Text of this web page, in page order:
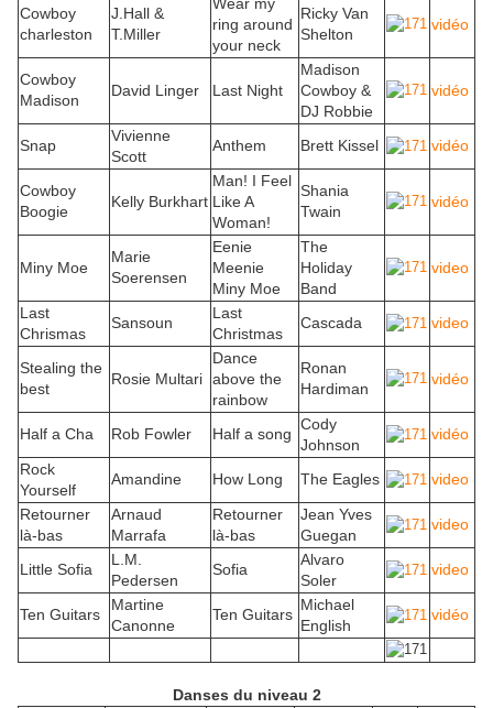
Cowboy
charleston
J.Hall &
T.Miller
ring around
your neck
Ricky Van
Shelton
vidéo
Cowboy
Madison
David Linger Last Night
Madison
Cowboy &
DJ Robbie
vidéo
Snap
Vivienne
Scott
Anthem Brett Kissel vidéo
Cowboy
Boogie
Kelly Burkhart
Man! I Feel
Like A
Woman!
Shania
Twain
vidéo
Miny Moe
Marie
Soerensen
Eenie
Meenie
Miny Moe
The
Holiday
Band
video
Last
Chrismas
Sansoun
Last
Christmas
Cascada video
Stealing the
best
Rosie Multari
Dance
above the
rainbow
Ronan
Hardiman
vidéo
Half a Cha Rob Fowler Half a song
Cody
Johnson
vidéo
Rock
Yourself
Amandine How Long The Eagles
video
Retourner
là-bas
Arnaud
Marrafa
Retourner
là-bas
Jean Yves
Guegan
video
Little Sofia
L.M.
Pedersen
Sofia
Alvaro
Soler
video
Ten Guitars
Martine
Canonne
Ten Guitars
Michael
English
vidéo
Danses du niveau 2